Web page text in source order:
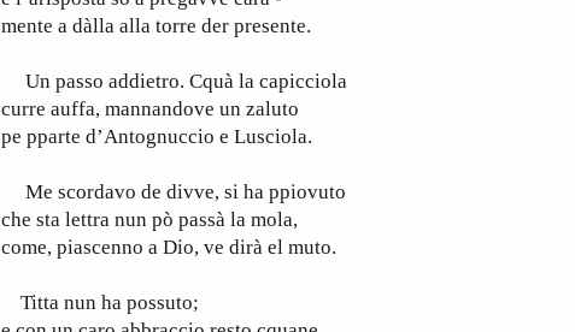
mente a dàlla alla torre der presente.
Un passo addietro. Cquà la capicciola
curre auffa, mannandove un zaluto
pe pparte d’Antognuccio e Lusciola.
Me scordavo de divve, si ha ppiovuto
che sta lettra nun pò passà la mola,
come, piascenno a Dio, ve dirà el muto.
Titta nun ha possuto;